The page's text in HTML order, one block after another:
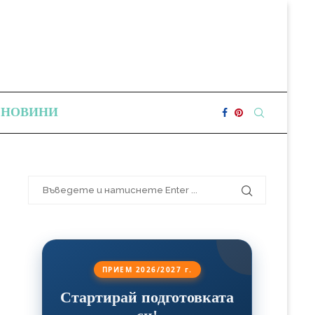
НОВИНИ
ПРИЕМ 2026/2027 г.
Стартирай подготовката